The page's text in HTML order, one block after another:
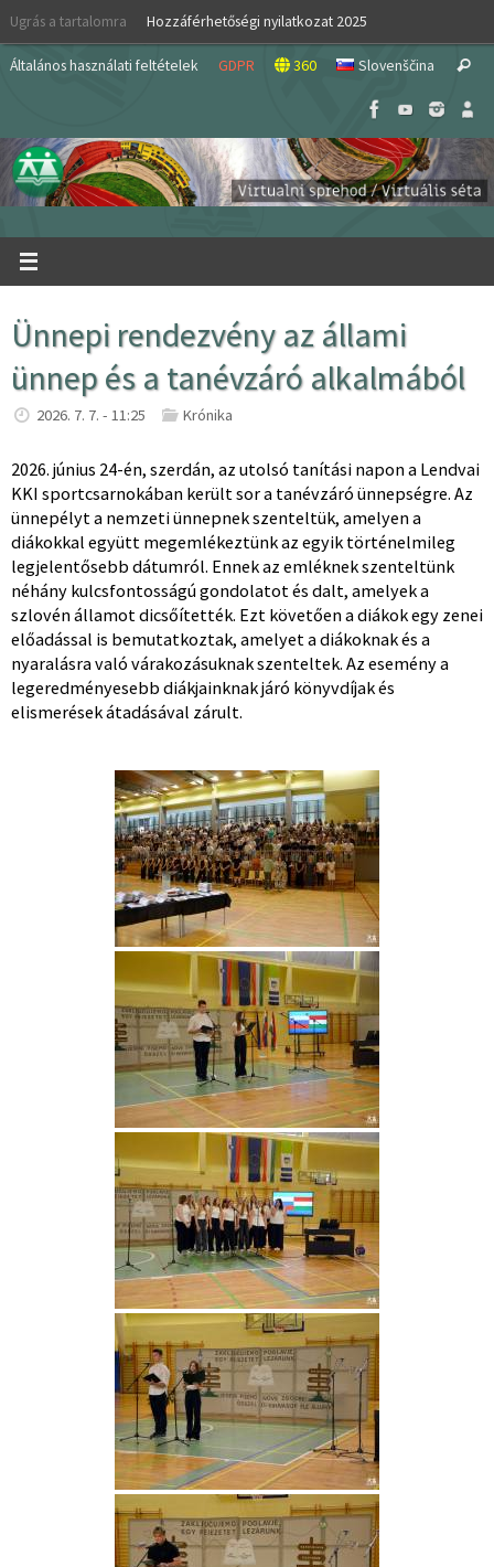
Skip
content
Ugrás a tartalomra Hozzáférhetőségi nyilatkozat 2025
Általános használati feltételek GDPR 360 Slovenščina Search
Ünnepi rendezvény az állami
ünnep és a tanévzáró alkalmából
2026. 7. 7. - 11:25 Krónika
2026. június 24-én, szerdán, az utolsó tanítási napon a Lendvai
KKI sportcsarnokában került sor a tanévzáró ünnepségre. Az
ünnepélyt a nemzeti ünnepnek szenteltük, amelyen a
diákokkal együtt megemlékeztünk az egyik történelmileg
legjelentősebb dátumról. Ennek az emléknek szenteltünk
néhány kulcsfontosságú gondolatot és dalt, amelyek a
szlovén államot dicsőítették. Ezt követően a diákok egy zenei
előadással is bemutatkoztak, amelyet a diákoknak és a
nyaralásra való várakozásuknak szenteltek. Az esemény a
legeredményesebb diákjainknak járó könyvdíjak és
elismerések átadásával zárult.